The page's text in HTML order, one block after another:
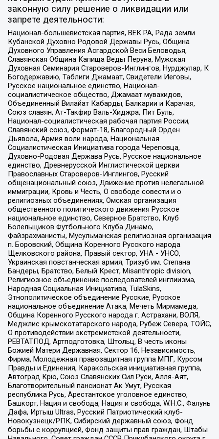
законную силу решение о ликвидации или
запрете деятельности:
Национал-большевистская партия, ВЕК РА, Рада земли
Кубанской Духовно Родовой Державы Русь, Община
Духовного Управления Асгардской Веси Беловодья,
Славянская Община Капища Веды Перуна, Мужская
Духовная Семинария Староверов-Инглингов, Нурджулар, К
Богодержавию, Таблиги Джамаат, Свидетели Иеговы,
Русское национальное единство, Национал-
социалистическое общество, Джамаат мувахидов,
Объединенный Вилайат Кабарды, Балкарии и Карачая,
Союз славян, Ат-Такфир Валь-Хиджра, Пит Буль,
Национал-социалистическая рабочая партия России,
Славянский союз, Формат-18, Благородный Орден
Дьявола, Армия воли народа, Национальная
Социалистическая Инициатива города Череповца,
Духовно-Родовая Держава Русь, Русское национальное
единство, Древнерусской Инглистической церкви
Православных Староверов-Инглингов, Русский
общенациональный союз, Движение против нелегальной
иммиграции, Кровь и Честь, О свободе совести и о
религиозных объединениях, Омская организация
общественного политического движения Русское
национальное единство, Северное Братство, Клуб
Болельщиков Футбольного Клуба Динамо,
Файзрахманисты, Мусульманская религиозная организация
п. Боровский, Община Коренного Русского народа
Щелковского района, Правый сектор, УНА - УНСО,
Украинская повстанческая армия, Тризуб им. Степана
Бандеры, Братство, Белый Крест, Misanthropic division,
Религиозное объединение последователей инглиизма,
Народная Социальная Инициатива, TulaSkins,
Этнополитическое объединение Русские, Русское
национальное объединение Атака, Мечеть Мирмамеда,
Община Коренного Русского народа г. Астрахани, ВОЛЯ,
Меджлис крымскотатарского народа, Рубеж Севера, ТОЙС,
О противодействии экстремистской деятельности,
РЕВТАТПОД, Артподготовка, Штольц, В честь иконы
Божией Матери Державная, Сектор 16, Независимость,
Фирма, Молодежная правозащитная группа МПГ, Курсом
Правды и Единения, Каракольская инициативная группа,
Автоград Крю, Союз Славянских Сил Руси, Алля-Аят,
Благотворительный пансионат Ак Умут, Русская
республика Русь, Арестантское уголовное единство,
Башкорт, Нация и свобода, Нация и свобода, W.H.С., Фалунь
Дафа, Иртыш Ultras, Русский Патриотический клуб-
Новокузнецк/РПК, Сибирский державный союз, Фонд
борьбы с коррупцией, Фонд защиты прав граждан, Штабы